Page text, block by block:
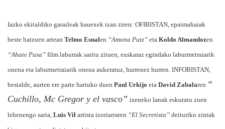
Iazko ekitaldiko garaileak hauexek izan ziren: OFIBISTAN, epaimahaiak
beste batzuen artean Telmo Esnalen “Amona Putz” eta Koldo Almandozen
“Ahate Pasa” film laburrak saritu zituen, euskaraz egindako laburmetraiarik
onena eta laburmetraiarik onena aukeratuz, hurrenez hurren. INFOBISTAN,
bestalde, aurten ere parte hartuko duen Paul Urkijo eta David Zabalaren “
Cuchillo, Mc Gregor y el vasco” izeneko lanak eskuratu zuen
lehenengo saria, Luis Vil artista izoriarraren “El Secretista” deituriko zintak